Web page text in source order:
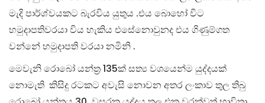
මැදි පාර්ශ්වයකට බැරවිය යුතුය .එය බොහෝ විට
හමුදාපතිවරයා විය හැකිය එසේනොවුනද එය ගිණුම්ගත
වන්නේ හමුදාපති වරයා නමිනි .
මෙවැනි රොබෝ යන්ත්‍ර 135ක් සත්‍ය වශයෙන්ම යුද්දයක්
නොමැති කිසිදු රටකට අවැසි නොවන අතර ලංකාව තුල තිබු